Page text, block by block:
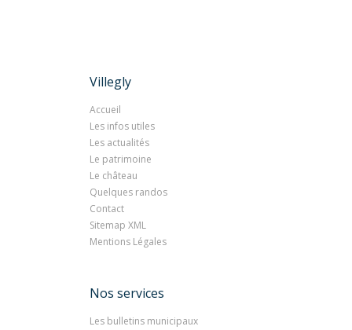
Villegly
Accueil
Les infos utiles
Les actualités
Le patrimoine
Le château
Quelques randos
Contact
Sitemap XML
Mentions Légales
Nos services
Les bulletins municipaux